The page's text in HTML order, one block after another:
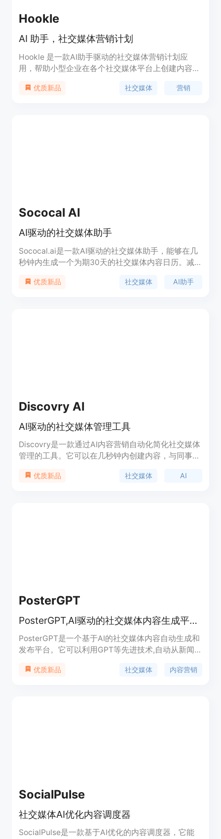
Hookle
AI 助手，社交媒体营销计划
Hookle 是一款AI助手驱动的社交媒体营销计划应
用，帮助小型企业在各个社交媒体平台上创建内容、
Hookle提供免费试用。
优质新品 社交媒体 营销
Sococal AI
AI驱动的社交媒体助手
Sococal.ai是一款AI驱动的社交媒体助手，能够在几
秒钟内生成一个为期30天的社交媒体内容日历。减
费试用！
优质新品 社交媒体 AI助手
Discovry AI
AI驱动的社交媒体管理工具
Discovry是一款通过AI内容营销自动化简化社交媒体
管理的工具。它可以在几秒钟内创建内容，与同事进
流程集中到一个地方。
优质新品 社交媒体 AI
PosterGPT
PosterGPT,AI驱动的社交媒体内容生成平台。
PosterGPT是一个基于AI的社交媒体内容自动生成和
发布平台。它可以利用GPT等先进技术,自动从新闻
持自动发布到Twitter、Facebook等平台。优势是节
优质新品 社交媒体 内容营销
SocialPulse
社交媒体AI优化内容调度器
SocialPulse是一款基于AI优化的内容调度器，它能